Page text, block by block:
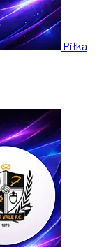
Piłka